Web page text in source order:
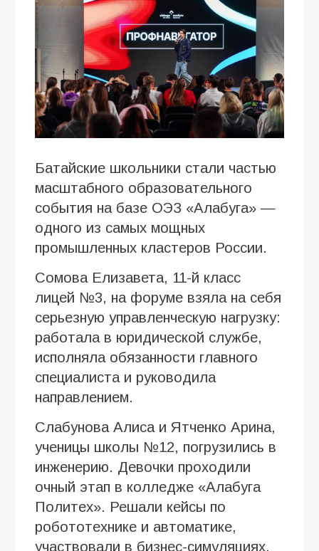
Батайские школьники стали частью
масштабного образовательного
события на базе ОЭЗ «Алабуга» —
одного из самых мощных
промышленных кластеров России.
Сомова Елизавета, 11-й класс
лицей №3, на форуме взяла на себя
серьезную управленческую нагрузку:
работала в юридической службе,
исполняла обязанности главного
специалиста и руководила
направлением.
Слабунова Алиса и Ятченко Арина,
ученицы школы №12, погрузились в
инженерию. Девочки проходили
очный этап в колледже «Алабуга
Политех». Решали кейсы по
робототехнике и автоматике,
участвовали в бизнес-симуляциях,